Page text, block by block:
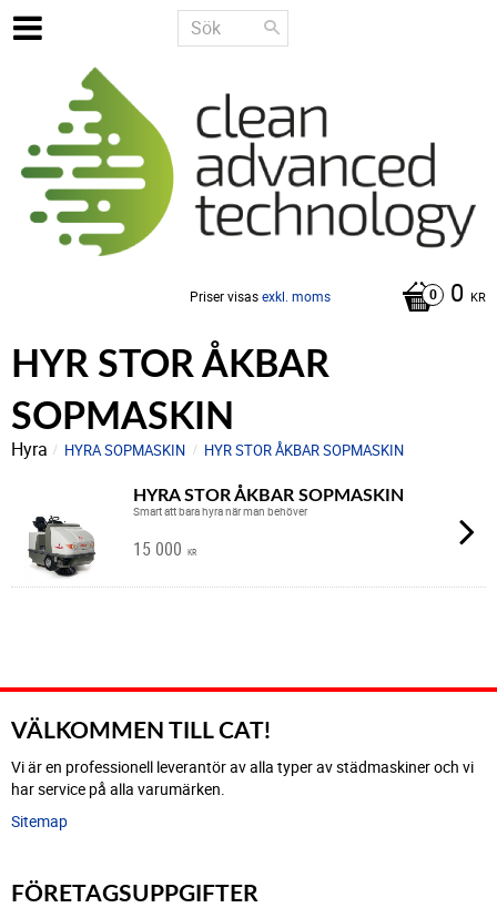
Priser visasexkl. moms 0 KR
HYR STOR ÅKBAR
SOPMASKIN
Hyra HYRA SOPMASKIN HYR STOR ÅKBAR SOPMASKIN
HYRA STOR ÅKBAR SOPMASKIN
Smart att bara hyra när man behöver
15 000 KR
VÄLKOMMEN TILL CAT!
Vi är en professionell leverantör av alla typer av städmaskiner och vi
har service på alla varumärken.
Sitemap
FÖRETAGSUPPGIFTER